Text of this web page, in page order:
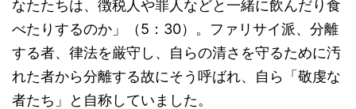
なたたちは、徴税人や罪人などと一緒に飲んだり食
べたりするのか」（5：30）。ファリサイ派、分離
する者、律法を厳守し、自らの清さを守るために汚
れた者から分離する故にそう呼ばれ、自ら「敬虔な
者たち」と自称していました。